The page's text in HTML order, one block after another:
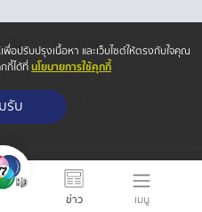
ข่าว เมนู
ไลน์) · นโยบายคุกกี้ ·
& T.V. Co.,Ltd.
พื่อปรับปรุงเนื้อหา และเว็บไซต์ให้ตรงกับใจคุณ
กี้ได้ที่นโยบายการใช้คุกกี้
รับ